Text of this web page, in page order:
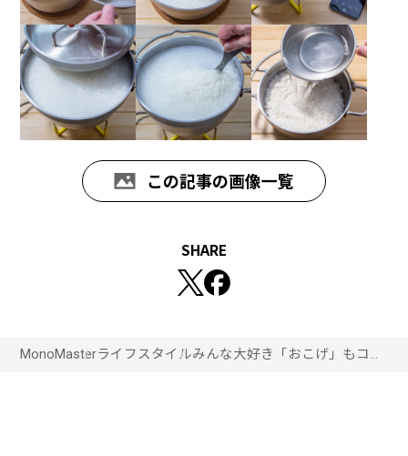
この記事の画像一覧
SHARE
MonoMasterライフスタイルみんな大好き「おこげ」もコン